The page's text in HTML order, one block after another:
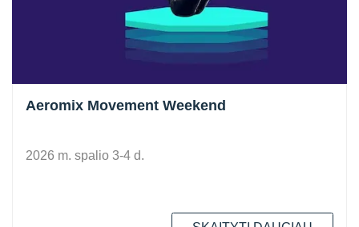
Aeromix Movement Weekend
2026 m. spalio 3-4 d.